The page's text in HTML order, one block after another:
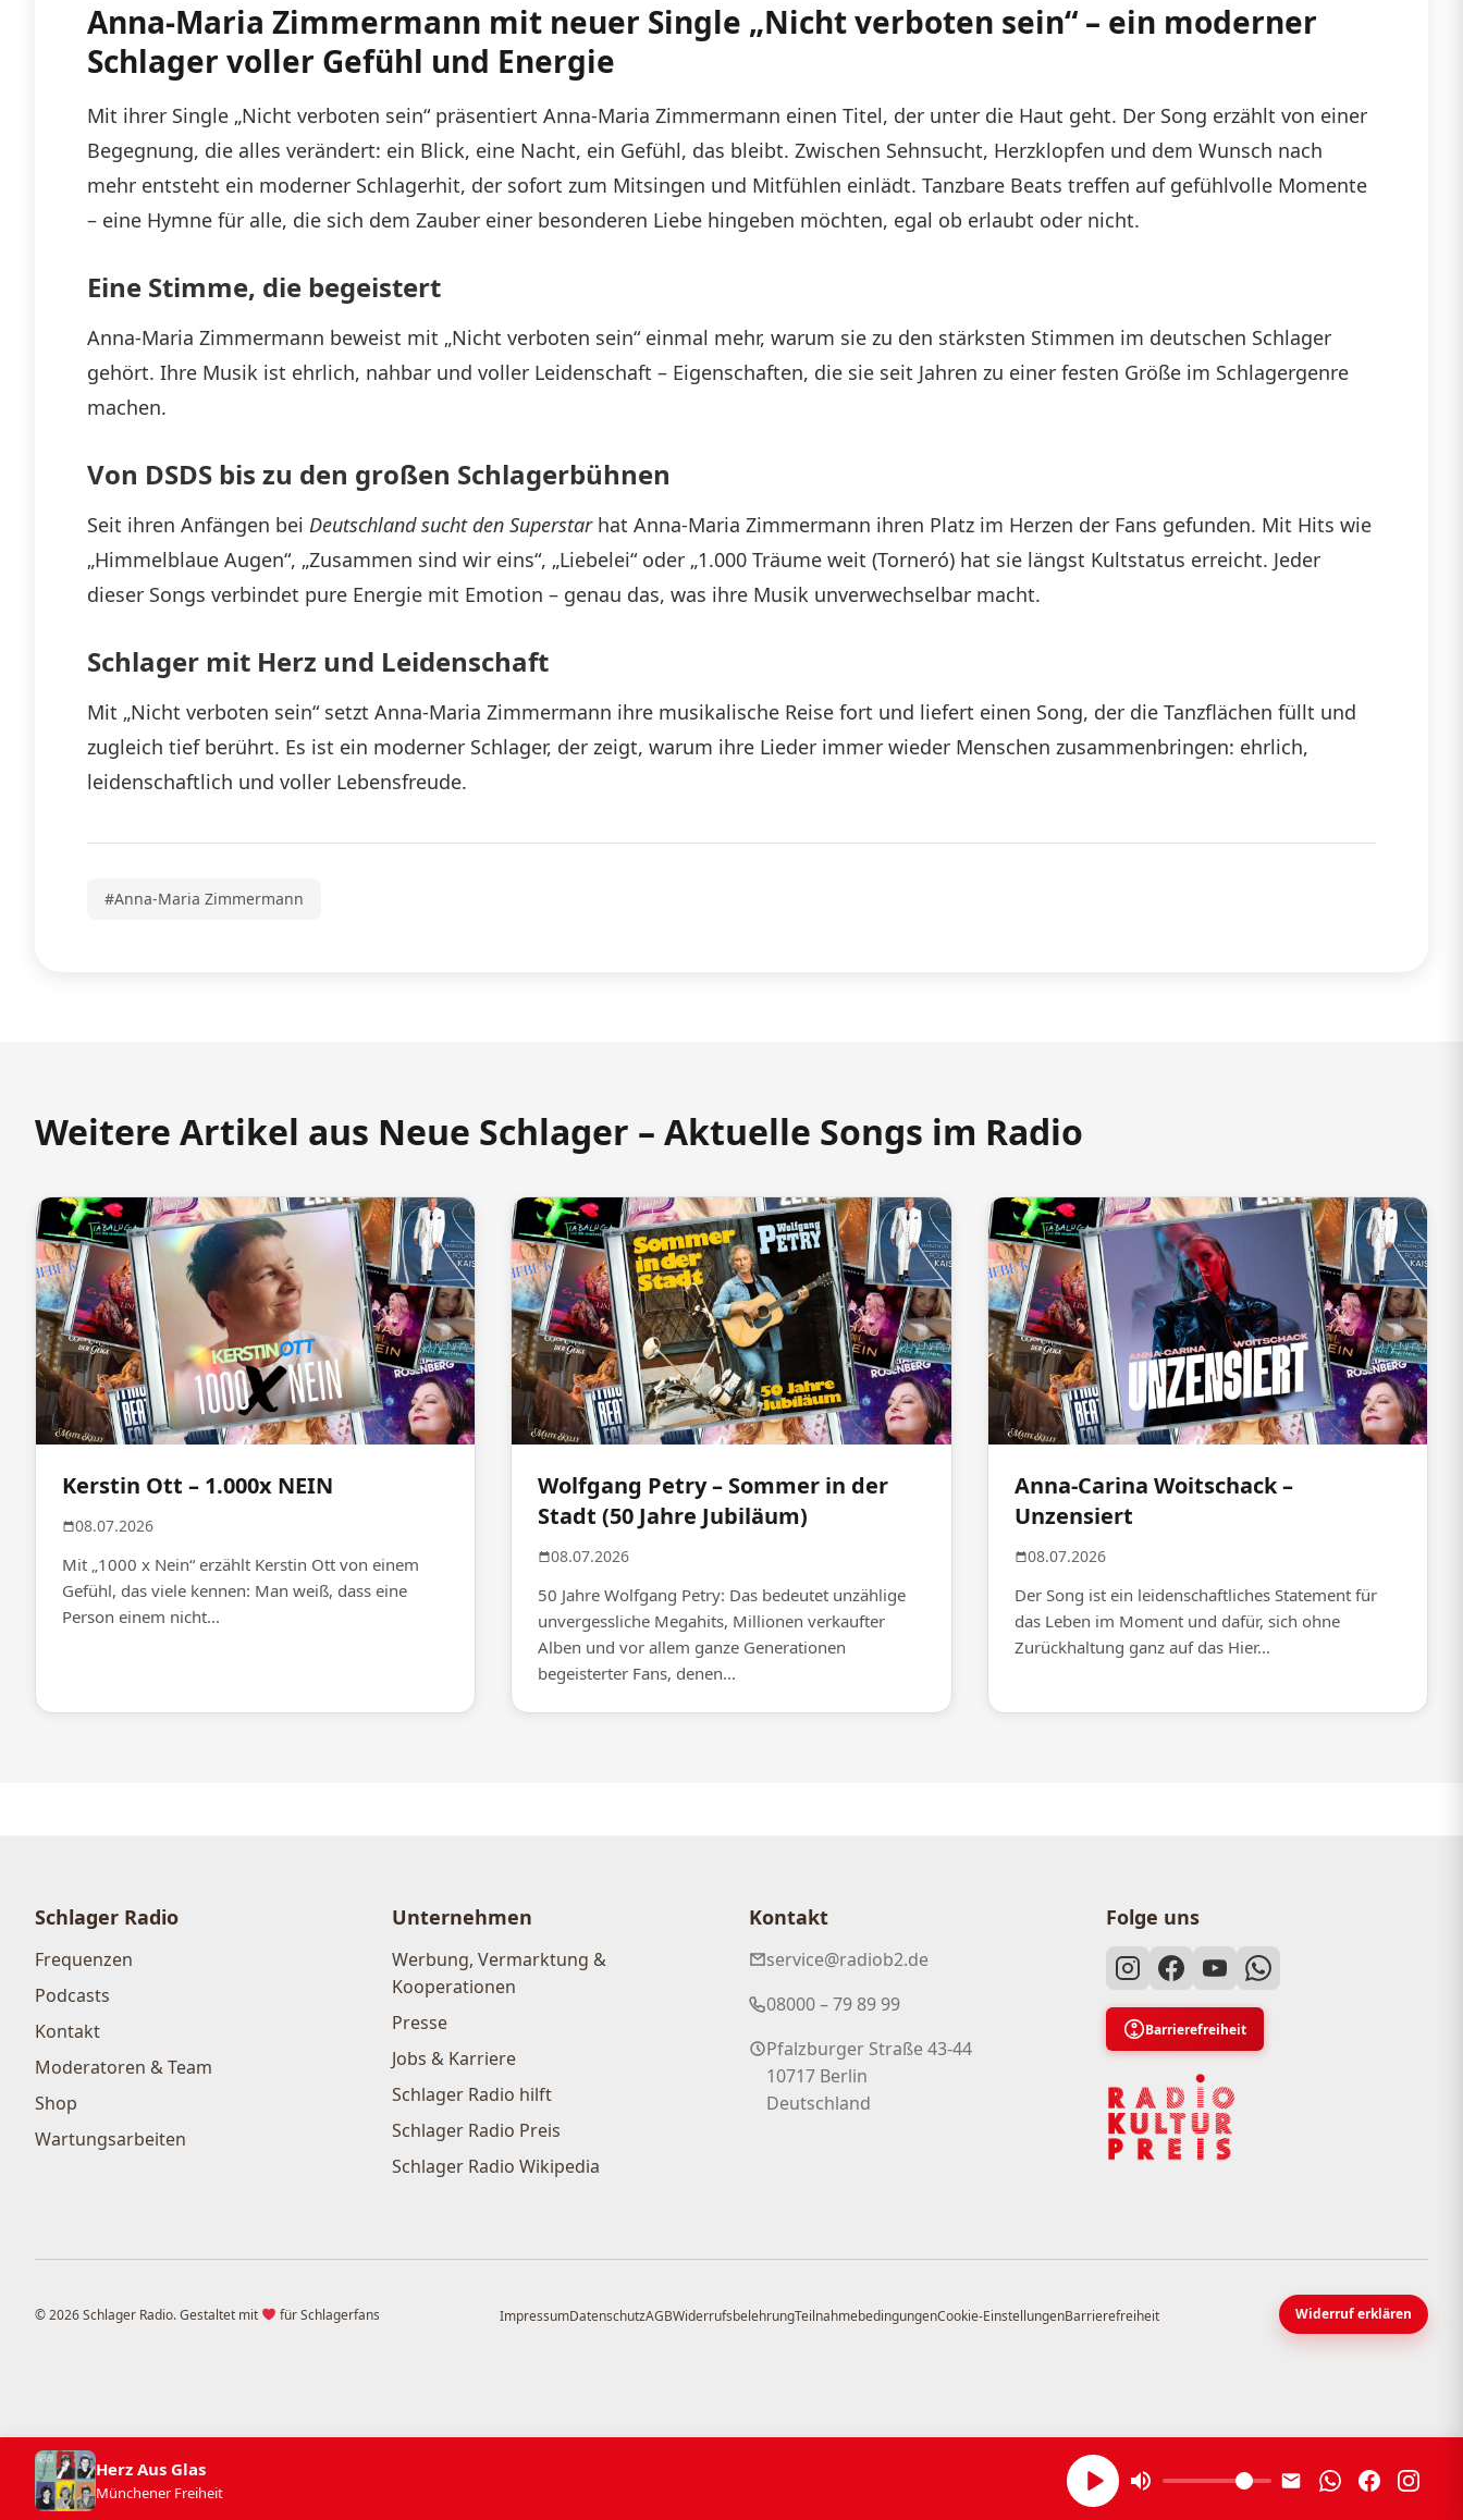
Anna-Maria Zimmermann mit neuer Single „Nicht verboten sein“ – ein moderner
Schlager voller Gefühl und Energie
Mit ihrer Single „Nicht verboten sein“ präsentiert Anna-Maria Zimmermann einen Titel, der unter die Haut geht. Der Song erzählt von einer
Begegnung, die alles verändert: ein Blick, eine Nacht, ein Gefühl, das bleibt. Zwischen Sehnsucht, Herzklopfen und dem Wunsch nach
mehr entsteht ein moderner Schlagerhit, der sofort zum Mitsingen und Mitfühlen einlädt. Tanzbare Beats treffen auf gefühlvolle Momente
– eine Hymne für alle, die sich dem Zauber einer besonderen Liebe hingeben möchten, egal ob erlaubt oder nicht.
Eine Stimme, die begeistert
Anna-Maria Zimmermann beweist mit „Nicht verboten sein“ einmal mehr, warum sie zu den stärksten Stimmen im deutschen Schlager
gehört. Ihre Musik ist ehrlich, nahbar und voller Leidenschaft – Eigenschaften, die sie seit Jahren zu einer festen Größe im Schlagergenre
machen.
Von DSDS bis zu den großen Schlagerbühnen
Seit ihren Anfängen bei Deutschland sucht den Superstarhat Anna-Maria Zimmermann ihren Platz im Herzen der Fans gefunden. Mit Hits wie
„Himmelblaue Augen“, „Zusammen sind wir eins“, „Liebelei“ oder „1.000 Träume weit (Torneró) hat sie längst Kultstatus erreicht. Jeder
dieser Songs verbindet pure Energie mit Emotion – genau das, was ihre Musik unverwechselbar macht.
Schlager mit Herz und Leidenschaft
Mit „Nicht verboten sein“ setzt Anna-Maria Zimmermann ihre musikalische Reise fort und liefert einen Song, der die Tanzflächen füllt und
zugleich tief berührt. Es ist ein moderner Schlager, der zeigt, warum ihre Lieder immer wieder Menschen zusammenbringen: ehrlich,
leidenschaftlich und voller Lebensfreude.
#Anna-Maria Zimmermann
Weitere Artikel aus Neue Schlager – Aktuelle Songs im Radio
Kerstin Ott – 1.000x NEIN
08.07.2026
Mit „1000 x Nein“ erzählt Kerstin Ott von einem
Gefühl, das viele kennen: Man weiß, dass eine
Person einem nicht...
Wolfgang Petry – Sommer in der
Stadt (50 Jahre Jubiläum)
08.07.2026
50 Jahre Wolfgang Petry: Das bedeutet unzählige
unvergessliche Megahits, Millionen verkaufter
Alben und vor allem ganze Generationen
begeisterter Fans, denen...
Anna-Carina Woitschack –
Unzensiert
08.07.2026
Der Song ist ein leidenschaftliches Statement für
das Leben im Moment und dafür, sich ohne
Zurückhaltung ganz auf das Hier...
Schlager Radio
Frequenzen
Podcasts
Kontakt
Moderatoren & Team
Shop
Wartungsarbeiten
Unternehmen
Werbung, Vermarktung &
Kooperationen
Presse
Jobs & Karriere
Schlager Radio hilft
Schlager Radio Preis
Schlager Radio Wikipedia
Kontakt
service@radiob2.de
08000 – 79 89 99
Pfalzburger Straße 43-44
10717 Berlin
Deutschland
Folge uns
Barrierefreiheit
© 2026 Schlager Radio. Gestaltet mit für Schlagerfans ImpressumDatenschutzAGBWiderrufsbelehrungTeilnahmebedingungenCookie-EinstellungenBarrierefreiheit Widerruf erklären
Herz Aus Glas
Münchener Freiheit